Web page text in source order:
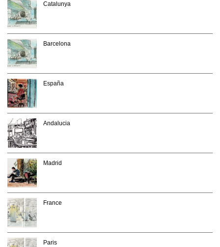
Catalunya
Barcelona
España
Andalucia
Madrid
France
Paris